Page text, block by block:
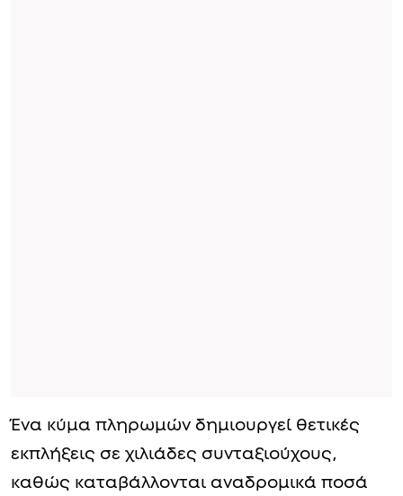
Ένα κύμα πληρωμών δημιουργεί θετικές
εκπλήξεις σε χιλιάδες συνταξιούχους,
καθώς καταβάλλονται αναδρομικά ποσά